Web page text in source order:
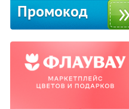
Промокод